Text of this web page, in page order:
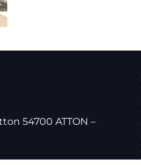
54700 ATTON –